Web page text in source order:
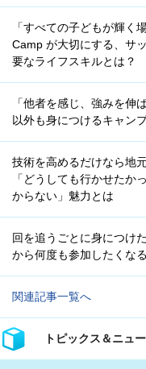
「すべての子どもが輝く
Camp が大切にする、サ
要なライフスキルとは？
「他者を感じ、強みを
以外も身につけるキャン
技術を高めるだけなら地
「どうしても行かせたか
からない」魅力とは
回を追うごとに身につけ
から何度も参加したくな
関連記事一覧へ
トピックス＆ニュ